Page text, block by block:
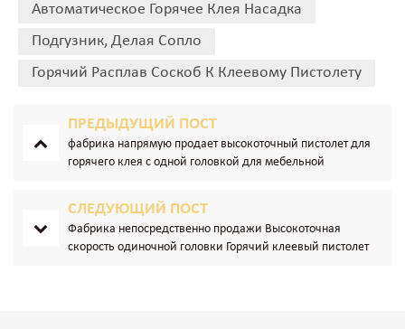
Автоматическое Горячее Клея Насадка
Подгузник, Делая Сопло
Горячий Расплав Соскоб К Клеевому Пистолету
ПРЕДЫДУЩИЙ ПОСТ
фабрика напрямую продает высокоточный пистолет для
горячего клея с одной головкой для мебельной
СЛЕДУЮЩИЙ ПОСТ
Фабрика непосредственно продажи Высокоточная
скорость одиночной головки Горячий клеевый пистолет